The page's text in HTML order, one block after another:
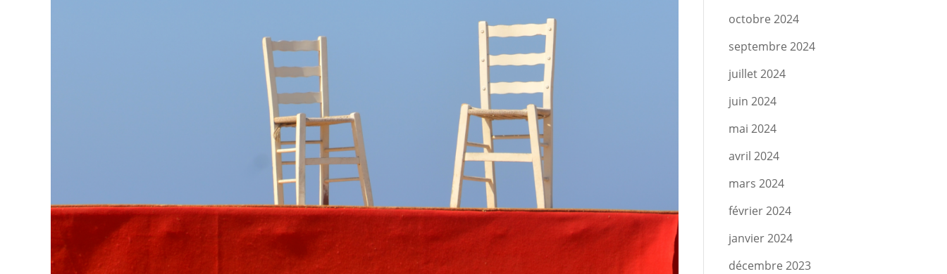
octobre 2024
septembre 2024
juillet 2024
juin 2024
mai 2024
avril 2024
mars 2024
février 2024
janvier 2024
décembre 2023